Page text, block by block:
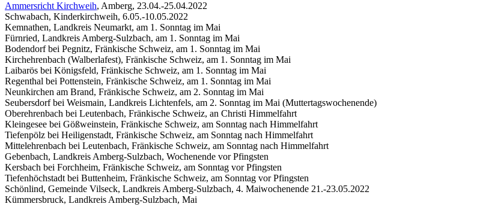
Ammersricht Kirchweih, Amberg, 23.04.-25.04.2022
Schwabach, Kinderkirchweih, 6.05.-10.05.2022
Kemnathen, Landkreis Neumarkt, am 1. Sonntag im Mai
Fürnried, Landkreis Amberg-Sulzbach, am 1. Sonntag im Mai
Bodendorf bei Pegnitz, Fränkische Schweiz, am 1. Sonntag im Mai
Kirchehrenbach (Walberlafest), Fränkische Schweiz, am 1. Sonntag im Mai
Laibarös bei Königsfeld, Fränkische Schweiz, am 1. Sonntag im Mai
Regenthal bei Pottenstein, Fränkische Schweiz, am 1. Sonntag im Mai
Neunkirchen am Brand, Fränkische Schweiz, am 2. Sonntag im Mai
Seubersdorf bei Weismain, Landkreis Lichtenfels, am 2. Sonntag im Mai (Muttertagswochenende)
Oberehrenbach bei Leutenbach, Fränkische Schweiz, an Christi Himmelfahrt
Kleingesee bei Gößweinstein, Fränkische Schweiz, am Sonntag nach Himmelfahrt
Tiefenpölz bei Heiligenstadt, Fränkische Schweiz, am Sonntag nach Himmelfahrt
Mittelehrenbach bei Leutenbach, Fränkische Schweiz, am Sonntag nach Himmelfahrt
Gebenbach, Landkreis Amberg-Sulzbach, Wochenende vor Pfingsten
Kersbach bei Forchheim, Fränkische Schweiz, am Sonntag vor Pfingsten
Tiefenhöchstadt bei Buttenheim, Fränkische Schweiz, am Sonntag vor Pfingsten
Schönlind, Gemeinde Vilseck, Landkreis Amberg-Sulzbach, 4. Maiwochenende 21.-23.05.2022
Kümmersbruck, Landkreis Amberg-Sulzbach, Mai